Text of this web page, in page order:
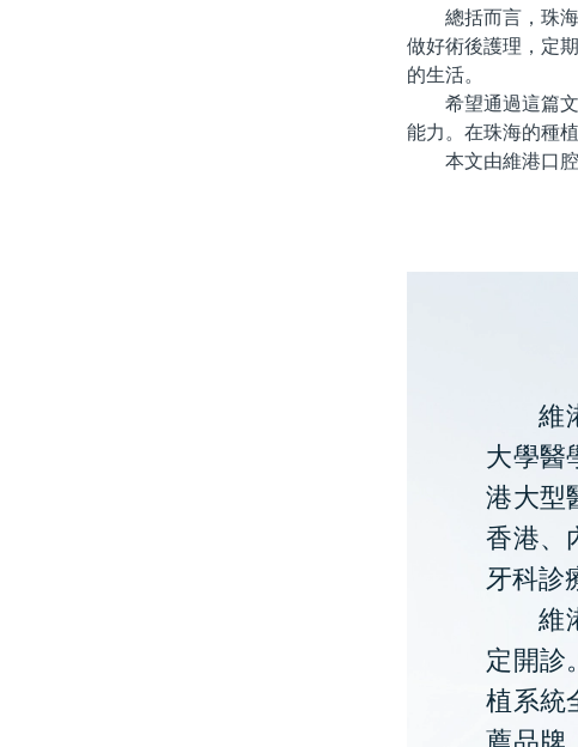
總括而言，珠海
做好術後護理，定
的生活。
希望通過這篇文
能力。在珠海的種
本文由維港口腔
維
大學醫
港大型
香港、
牙科診
維
定開診
植系統